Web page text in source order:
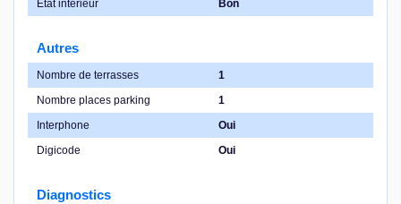
Etat intérieur
Bon
Autres
Nombre de terrasses
1
Nombre places parking
1
Interphone
Oui
Digicode
Oui
Diagnostics